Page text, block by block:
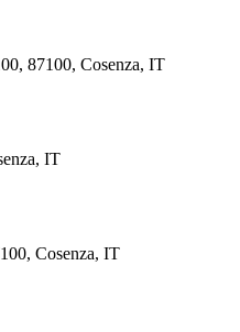
87100, Cosenza, IT
IT
Cosenza, IT